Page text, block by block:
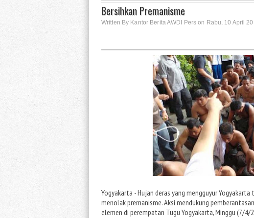
Bersihkan Premanisme
Written By Kantor Berita AWDI Pers on Rabu, 10 April
Yogyakarta - Hujan deras yang mengguyur
menolak premanisme. Aksi mendukung
elemen di perempatan Tugu Yogyakarta, Minggu (7/4/